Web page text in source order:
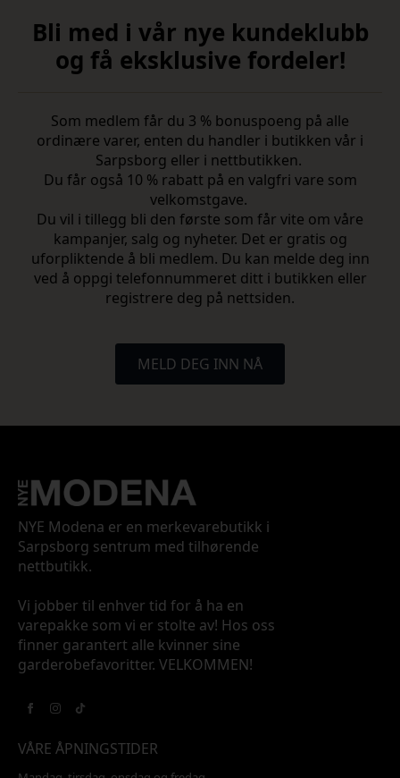
Bli med i vår nye kundeklubb
og få eksklusive fordeler!
Som medlem får du 3 % bonuspoeng på alle
ordinære varer, enten du handler i butikken vår i
Sarpsborg eller i nettbutikken.
Du får også 10 % rabatt på en valgfri vare som
velkomstgave.
Du vil i tillegg bli den første som får vite om våre
kampanjer, salg og nyheter. Det er gratis og
uforpliktende å bli medlem. Du kan melde deg inn
ved å oppgi telefonnummeret ditt i butikken eller
registrere deg på nettsiden.
MELD DEG INN NÅ
NYE Modena er en merkevarebutikk i
Sarpsborg sentrum med tilhørende
nettbutikk.
Vi jobber til enhver tid for å ha en
varepakke som vi er stolte av! Hos oss
finner garantert alle kvinner sine
garderobefavoritter. VELKOMMEN!
VÅRE ÅPNINGSTIDER